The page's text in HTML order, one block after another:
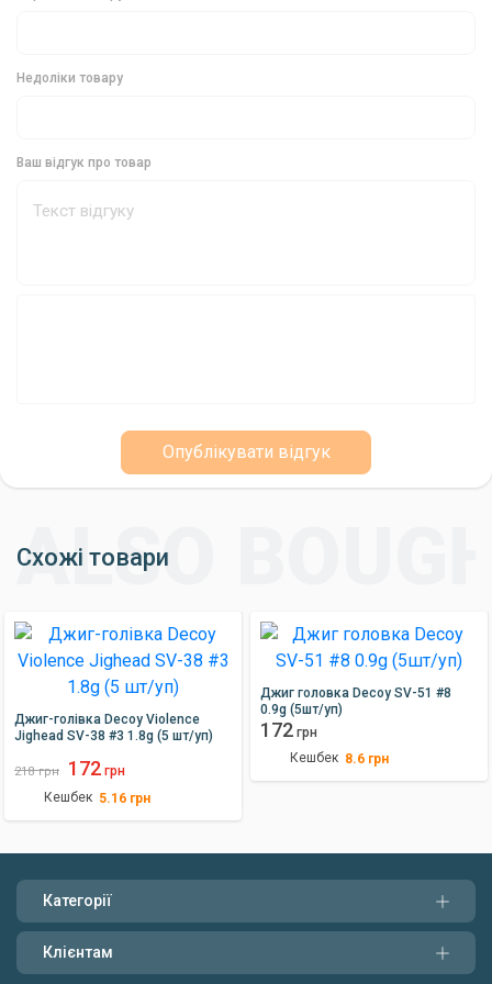
Недоліки товару
Ваш відгук про товар
Опублікувати відгук
Схожі товари
Джиг-голівка Decoy Violence
Jighead SV-38 #3 1.8g (5 шт/уп)
218 грн 172 грн
Кешбек 5.16 грн
Джиг головка Decoy SV-51 #8
0.9g (5шт/уп)
172 грн
Кешбек 8.6 грн
Категорії
Клієнтам